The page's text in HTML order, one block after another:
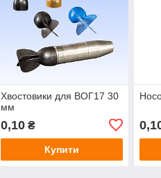
Хвостовики для ВОГ17 30
мм
0,10₴
Купити